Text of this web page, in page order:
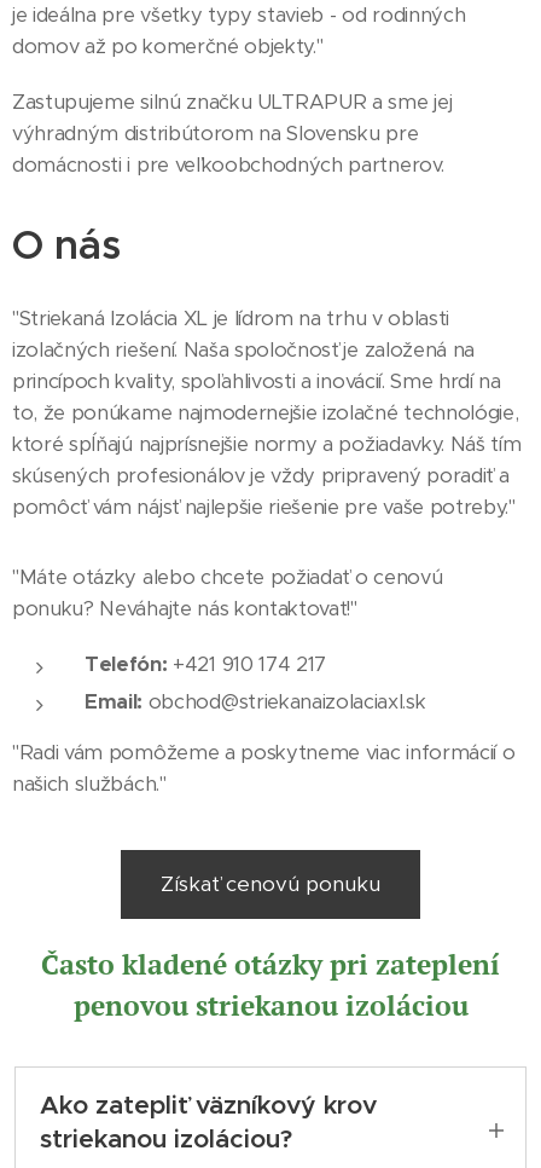
je ideálna pre všetky typy stavieb - od rodinných
domov až po komerčné objekty."
Zastupujeme silnú značku ULTRAPUR a sme jej
výhradným distribútorom na Slovensku pre
domácnosti i pre veľkoobchodných partnerov.
O nás
"Striekaná Izolácia XL je lídrom na trhu v oblasti
izolačných riešení. Naša spoločnosť je založená na
princípoch kvality, spoľahlivosti a inovácií. Sme hrdí na
to, že ponúkame najmodernejšie izolačné technológie,
ktoré spĺňajú najprísnejšie normy a požiadavky. Náš tím
skúsených profesionálov je vždy pripravený poradiť a
pomôcť vám nájsť najlepšie riešenie pre vaše potreby."
"Máte otázky alebo chcete požiadať o cenovú
ponuku? Neváhajte nás kontaktovať!"
Telefón: +421 910 174 217
Email: obchod@striekanaizolaciaxl.sk
"Radi vám pomôžeme a poskytneme viac informácií o
našich službách."
Získať cenovú ponuku
Často kladené otázky pri zateplení
penovou striekanou izoláciou
Ako zatepliť väzníkový krov
striekanou izoláciou?